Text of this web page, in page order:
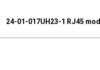
24-01-017UH23-1 RJ45